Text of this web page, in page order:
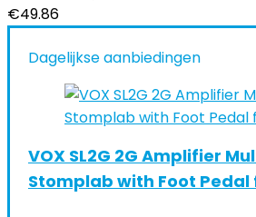
€49.86
Dagelijkse aanbiedingen
VOX SL2G 2G Amplifier
Stomplab with Foot